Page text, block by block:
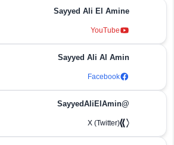
Sayyed Ali El Amine
YouTube
Sayyed Ali Al Amin
Facebook
@SayyedAliElAmin
X (Twitter)